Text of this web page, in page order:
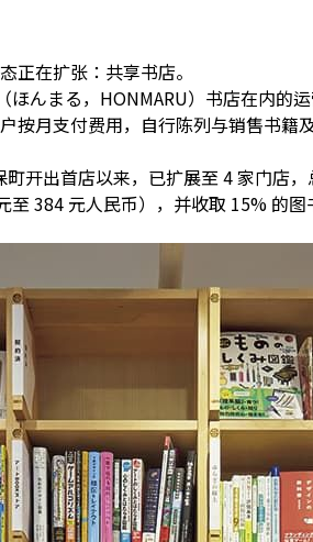
正在扩张：共享书店。
ほんまる，HONMARU）书店在内的
按月支付费用，自行陈列与销售书籍
开出首店以来，已扩展至 4 家门店
384 元人民币），并收取 15% 的